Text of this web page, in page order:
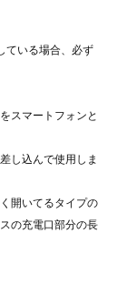
ている場合、必ず
スマートフォンと
し込んで使用しま
開いてるタイプの
の充電口部分の長